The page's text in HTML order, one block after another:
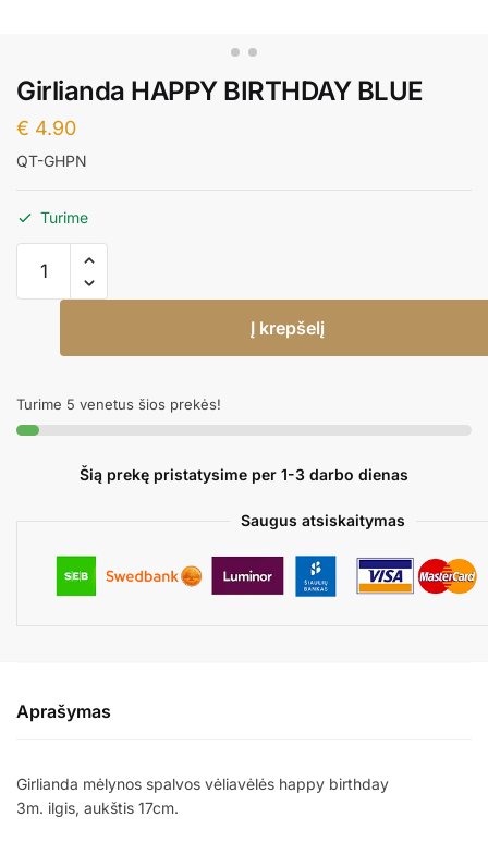
Girlianda HAPPY BIRTHDAY BLUE
€ 4.90
QT-GHPN
Turime
kiekis:
Girlianda
BIRTHDAY
Į krepšelį
Turime 5 venetus šios prekės!
Šią prekę pristatysime per 1-3 darbo dienas
Saugus atsiskaitymas
Aprašymas
Girlianda mėlynos spalvos vėliavėlės happy birthday
3m. ilgis, aukštis 17cm.